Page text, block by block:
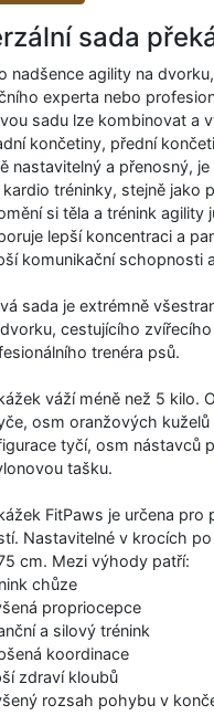
sada
nadšence agility na
experta nebo
sadu lze kombinovat a
končetiny, přední
nastavitelný a přenosný,
tréninky, stejně jako
si těla a trénink agility
lepší koncentraci a
komunikační schopnosti
sada je extrémně
cestujícího
trenéra psů.
váží méně než 5 kilo.
osm oranžových
tyčí, osm nástavců
tašku.
FitPaws je určena pro
Nastavitelné v krocích
cm. Mezi výhody patří:
chůze
propriocepce
a silový trénink
koordinace
zdraví kloubů
rozsah pohybu v